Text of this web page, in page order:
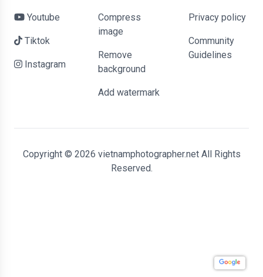
Youtube
Tiktok
Instagram
Compress
image
Remove
background
Add watermark
Privacy policy
Community
Guidelines
Copyright © 2026 vietnamphotographer.net All Rights
Reserved.